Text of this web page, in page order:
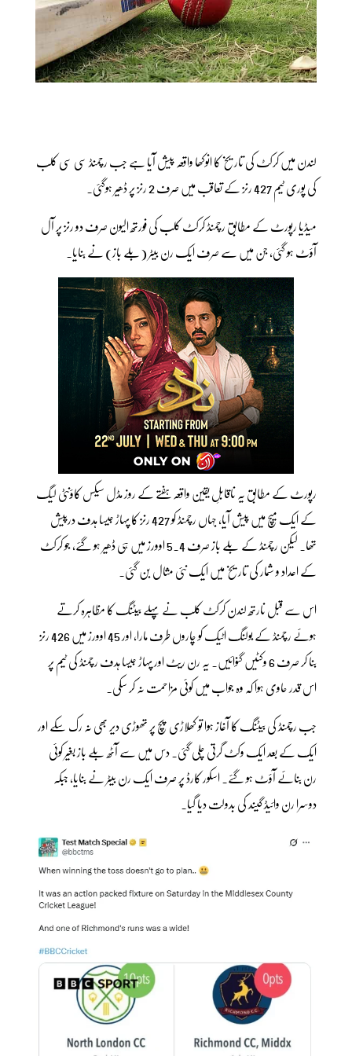
لندن میں کرکٹ کی تاریخ کا انوکھا واقعہ پیش آیا ہے جب رچمنڈ سی سی کلب
کی پوری ٹیم 427 رنز کے تعاقب میں صرف 2 رنز پر ڈھیر ہوگئی۔
میڈیا رپورٹ کے مطابق رچمنڈ کرکٹ کلب کی فورتھ الیون صرف دو رنز پر آل
آؤٹ ہو گئی، جن میں سے صرف ایک رن بیٹر (بلے باز) نے بنایا۔
رپورٹ کے مطابق یہ ناقابلِ یقین واقعہ ہفتے کے روز مڈل سیکس کاؤنٹی لیگ
کے ایک میچ میں پیش آیا، جہاں رچمنڈ کو 427 رنز کا پہاڑ جیسا ہدف درپیش
تھا۔ لیکن رچمنڈ کے بلے باز صرف 5.4 اوورز میں ہی ڈھیر ہو گئے، جو کرکٹ
کے اعداد و شمار کی تاریخ میں ایک نئی مثال بن گئی۔
اس سے قبل نارتھ لندن کرکٹ کلب نے پہلے بیٹنگ کا مظاہرہ کرتے
ہوئے رچمنڈ کے بولنگ اٹیک کو چاروں طرف مارا، اور 45 اوورز میں 426 رنز
بنا کر صرف 6 وکٹیں گنوائیں۔ یہ رن ریٹ اور پہاڑ جیسا ہدف رچمنڈ کی ٹیم پر
اس قدر حاوی ہوا کہ وہ جواب میں کوئی مزاحمت نہ کر سکی۔
جب رچمنڈ کی بیٹنگ کا آغاز ہوا تو کھلاڑی پچ پر تھوڑی دیر بھی نہ رک سکے اور
ایک کے بعد ایک وکٹ گرتی چلی گئی۔ دس میں سے آٹھ بلے باز بغیر کوئی
رن بنائے آؤٹ ہو گئے۔ اسکور کارڈ پر صرف ایک رن بیٹر نے بنایا، جبکہ
دوسرا رن وائیڈ گیند کی بدولت دیا گیا۔